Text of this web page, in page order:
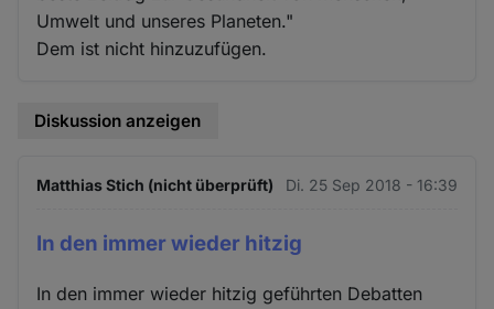
Umwelt und unseres Planeten."
Dem ist nicht hinzuzufügen.
Diskussion anzeigen
Matthias Stich (nicht überprüft) Di. 25 Sep 2018 - 16:39
In den immer wieder hitzig
In den immer wieder hitzig geführten Debatten